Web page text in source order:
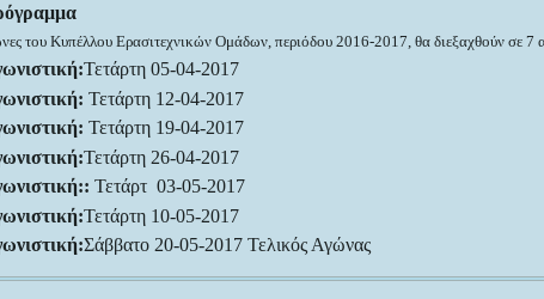
του Κυπέλλου Ερασιτεχνικών Ομάδων, περιόδου 2016-2017, θα διεξαχθούν σε 7
Τετάρτη 05-04-2017
Τετάρτη 12-04-2017
Τετάρτη 19-04-2017
Τετάρτη 26-04-2017
Τετάρτ 03-05-2017
Τετάρτη 10-05-2017
Σάββατο 20-05-2017 Τελικός Αγώνας